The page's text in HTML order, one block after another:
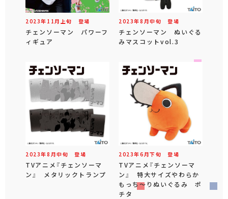
2023年 11 月 上旬 登場
チェンソーマン パワーフ
ィギュア
2023年8 月中旬 登場
チェンソーマン ぬいぐる
みマスコットvol.3
2023年8 月中旬 登場
TVアニメ『チェンソーマ
ン』 メタリックトランプ
2023年6 月下旬 登場
TVアニメ『チェンソーマ
ン』 特大サイズやわらか
もっち～りぬいぐるみ ポ
チタ